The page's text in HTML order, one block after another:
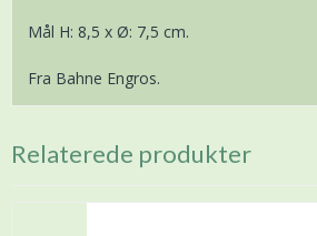
Mål H: 8,5 x Ø: 7,5 cm.
Fra Bahne Engros.
Relaterede produkter